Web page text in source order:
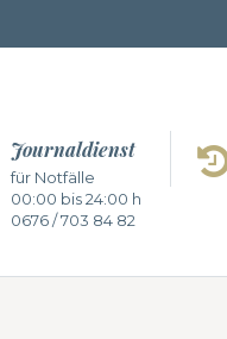
Journaldienst
für Notfälle
00:00 bis 24:00 h
0676 / 703 84 82